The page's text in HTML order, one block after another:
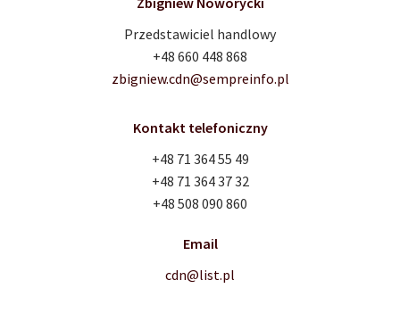
Kontakt telefoniczny
+48 71 364 55 49
+48 71 364 37 32
+48 508 090 860
Email
cdn@list.pl
Przedstawiciel handlowy
+48 660 448 868
zbigniew.cdn@sempreinfo.pl